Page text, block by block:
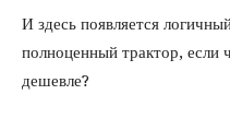
И здесь появляется
полноценный трактор, если
дешевле?